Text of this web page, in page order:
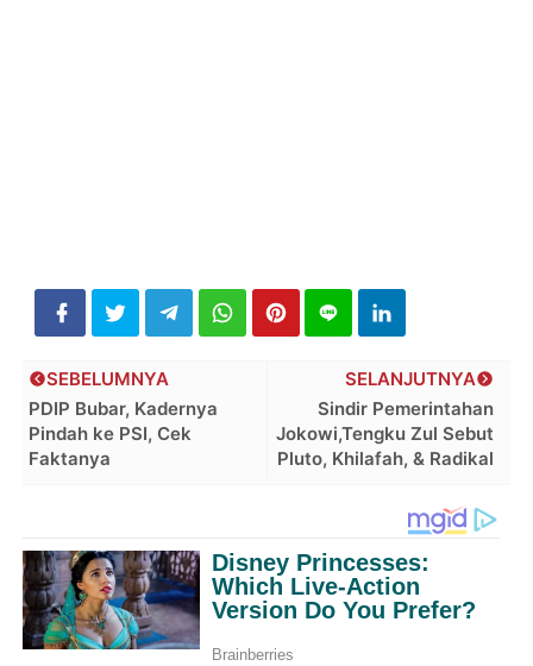
SELANJUTNYA
Sindir Pemerintahan
Jokowi,Tengku Zul Sebut
Pluto, Khilafah, & Radikal
SEBELUMNYA
PDIP Bubar, Kadernya
Pindah ke PSI, Cek
Faktanya